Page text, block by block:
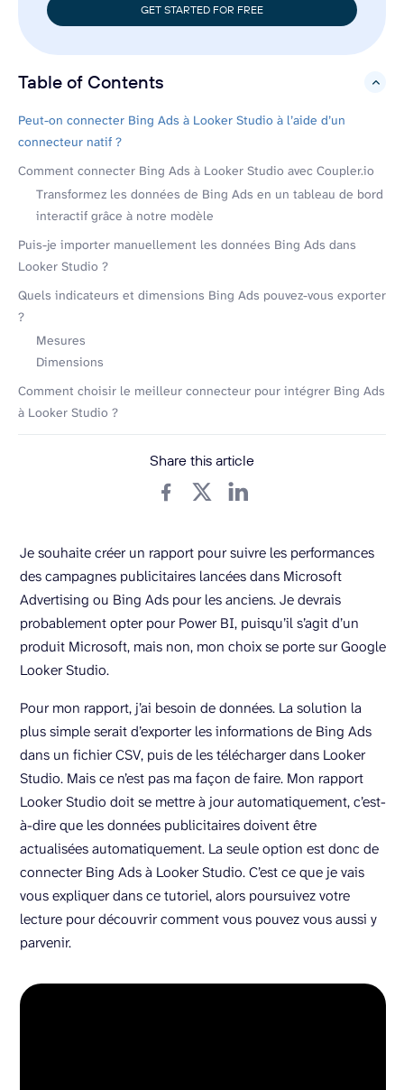
GET STARTED FOR FREE
Table of Contents
hide
Peut-on connecter Bing Ads à Looker Studio à l’aide d’un
connecteur natif ?
Comment connecter Bing Ads à Looker Studio avec Coupler.io
Transformez les données de Bing Ads en un tableau de bord
interactif grâce à notre modèle
Puis-je importer manuellement les données Bing Ads dans
Looker Studio ?
Quels indicateurs et dimensions Bing Ads pouvez-vous exporter
?
Mesures
Dimensions
Comment choisir le meilleur connecteur pour intégrer Bing Ads
à Looker Studio ?
Share this article
Je souhaite créer un rapport pour suivre les performances
des campagnes publicitaires lancées dans Microsoft
Advertising ou Bing Ads pour les anciens. Je devrais
probablement opter pour Power BI, puisqu’il s’agit d’un
produit Microsoft, mais non, mon choix se porte sur Google
Looker Studio.
Pour mon rapport, j’ai besoin de données. La solution la
plus simple serait d’exporter les informations de Bing Ads
dans un fichier CSV, puis de les télécharger dans Looker
Studio. Mais ce n’est pas ma façon de faire. Mon rapport
Looker Studio doit se mettre à jour automatiquement, c’est-
à-dire que les données publicitaires doivent être
actualisées automatiquement. La seule option est donc de
connecter Bing Ads à Looker Studio. C’est ce que je vais
vous expliquer dans ce tutoriel, alors poursuivez votre
lecture pour découvrir comment vous pouvez vous aussi y
parvenir.